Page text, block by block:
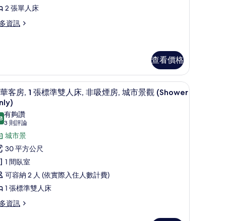
2 張單人床
資訊
查看價格
(Living Room;Shower Only) | 迷你吧、書桌、筆電工作空間、床單
迷你吧、書桌、筆電工作空間、床單
9 客房, 1 張標準雙人床, 非吸煙房, 城市景觀 (Shower
分，滿分 10 分
有夠讚
3 則評論
(3
則
評
論)
城市景
30 平方公尺
1 間臥室
可容納 2 人 (依實際入住人數計費)
1 張標準雙人床
資訊